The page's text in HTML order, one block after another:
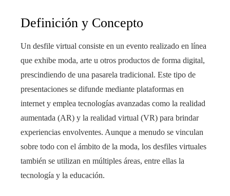
Definición y Concepto
Un desfile virtual consiste en un evento realizado en línea
que exhibe moda, arte u otros productos de forma digital,
prescindiendo de una pasarela tradicional. Este tipo de
presentaciones se difunde mediante plataformas en
internet y emplea tecnologías avanzadas como la realidad
aumentada (AR) y la realidad virtual (VR) para brindar
experiencias envolventes. Aunque a menudo se vinculan
sobre todo con el ámbito de la moda, los desfiles virtuales
también se utilizan en múltiples áreas, entre ellas la
tecnología y la educación.